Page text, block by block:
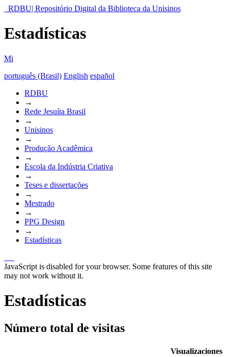
RDBU| Repositório Digital da Biblioteca da Unisinos
Estadísticas
Mi
português (Brasil) English español
RDBU
→
Rede Jesuíta Brasil
→
Unisinos
→
Produção Acadêmica
→
Escola da Indústria Criativa
→
Teses e dissertações
→
Mestrado
→
PPG Design
→
Estadísticas
JavaScript is disabled for your browser. Some features of this site
may not work without it.
Estadísticas
Número total de visitas
Visualizaciones